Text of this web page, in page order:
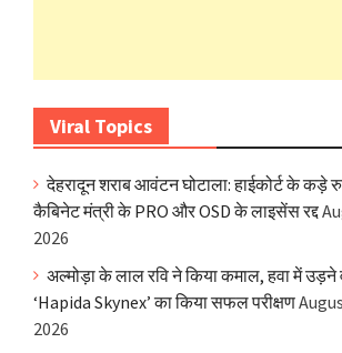
Viral Topics
देहरादून शराब आवंटन घोटाला: हाईकोर्ट के कड़े
कैबिनेट मंत्री के PRO और OSD के लाइसेंस रद्द
2026
अल्मोड़ा के लाल रवि ने किया कमाल, हवा में उड़ने
‘Hapida Skynex’ का किया सफल परीक्षण
2026